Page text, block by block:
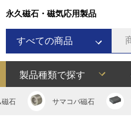
永久磁石・磁気応用製品
すべての商品
サマコバ磁石
フェライト磁石
製品種類で探す
磁石 サマコバ磁石